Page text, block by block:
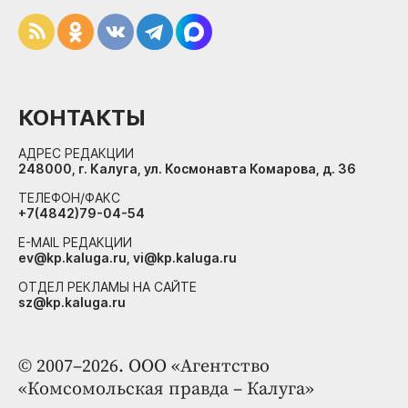
© 2007–2026. ООО «Агентство
«Комсомольская правда – Калуга»
КОНТАКТЫ
АДРЕС РЕДАКЦИИ
248000, г. Калуга, ул. Космонавта Комарова, д. 36
ТЕЛЕФОН/ФАКС
+7(4842)79-04-54
E-MAIL РЕДАКЦИИ
ev@kp.kaluga.ru, vi@kp.kaluga.ru
ОТДЕЛ РЕКЛАМЫ НА САЙТЕ
sz@kp.kaluga.ru